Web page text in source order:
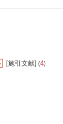
[施引文献] (4)